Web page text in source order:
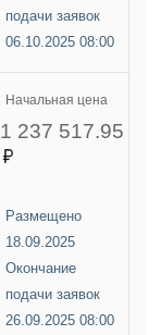
подачи заявок
06.10.2025 08:00
Начальная цена
1 237 517.95
Размещено
18.09.2025
Окончание
подачи заявок
26.09.2025 08:00